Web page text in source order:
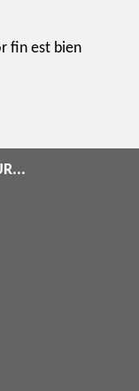
fin est bien